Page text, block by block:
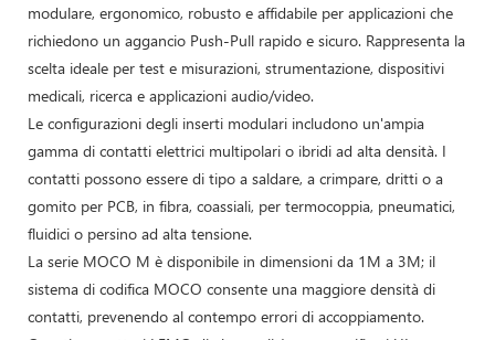
modulare, ergonomico, robusto e affidabile per applicazioni che
richiedono un aggancio Push-Pull rapido e sicuro. Rappresenta la
scelta ideale per test e misurazioni, strumentazione, dispositivi
medicali, ricerca e applicazioni audio/video.
Le configurazioni degli inserti modulari includono un'ampia
gamma di contatti elettrici multipolari o ibridi ad alta densità. I ​​
contatti possono essere di tipo a saldare, a crimpare, dritti o a
gomito per PCB, in fibra, coassiali, per termocoppia, pneumatici,
fluidici o persino ad alta tensione.
La serie MOCO M è disponibile in dimensioni da 1M a 3M; il
sistema di codifica MOCO consente una maggiore densità di
contatti, prevenendo al contempo errori di accoppiamento.